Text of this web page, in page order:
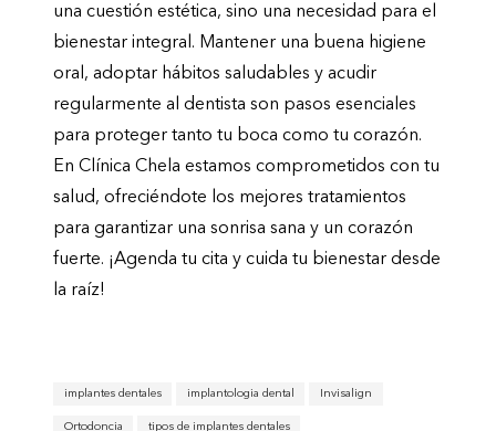
una cuestión estética, sino una necesidad para el
bienestar integral. Mantener una buena higiene
oral, adoptar hábitos saludables y acudir
regularmente al dentista son pasos esenciales
para proteger tanto tu boca como tu corazón.
En Clínica Chela estamos comprometidos con tu
salud, ofreciéndote los mejores tratamientos
para garantizar una sonrisa sana y un corazón
fuerte. ¡Agenda tu cita y cuida tu bienestar desde
la raíz!
implantes dentales implantologia dental Invisalign
Ortodoncia tipos de implantes dentales